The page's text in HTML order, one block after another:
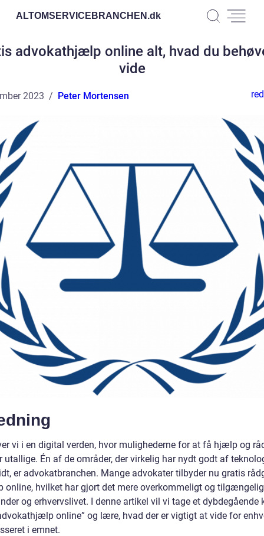
ALTOMSERVICEBRANCHEN.dk
advokathjælp online alt, hvad du
vide
2023 Peter Mortensen
vi i en digital verden, hvor mulighederne for at få hjælp og
utallige. Én af de områder, der virkelig har nydt godt af
er advokatbranchen. Mange advokater tilbyder nu gratis
online, hvilket har gjort det mere overkommeligt og
og erhvervslivet. I denne artikel vil vi tage et dybdegående
online” og lære, hvad der er vigtigt at vide for
i emnet.